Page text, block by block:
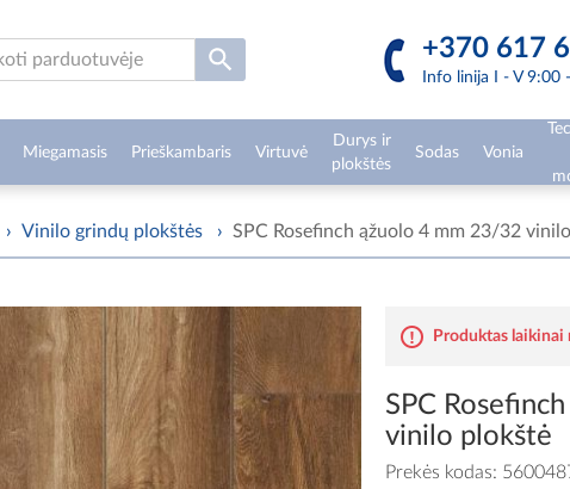
+370 617
Info linija I - V 9:00
Miegamasis Prieškambaris Virtuvė
Durys ir
plokštės
Sodas Vonia
› Vinilo grindų plokštės › SPC Rosefinch ąžuolo 4 mm 23/32
Produktas laikinai
SPC
vinilo plokštė
Prekės kodas: